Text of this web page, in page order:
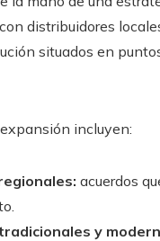
distribuidores
situados en
incluyen:
acuerdos
y